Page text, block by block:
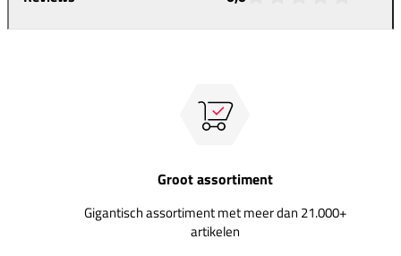
Groot assortiment
Gigantisch assortiment met meer dan 21.000+
artikelen